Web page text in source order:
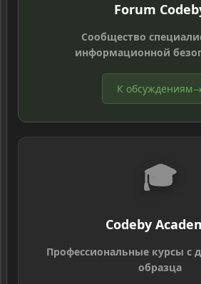
Forum
Сообщество
информационной
К обсуждениям→
🎓
Codeby
Профессиональные курсы с
образца